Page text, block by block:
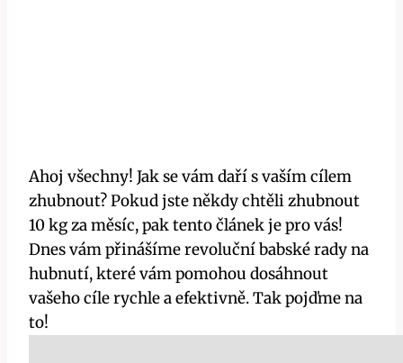
Ahoj všechny! Jak ⁢se vám daří⁣ s vaším cílem
zhubnout?⁤ Pokud jste někdy chtěli zhubnout
10 kg za měsíc, ⁢pak tento článek je⁢ pro vás!
⁣Dnes ‍vám přinášíme revoluční babské⁢ rady na
hubnutí, které vám pomohou dosáhnout‍
vašeho cíle rychle a efektivně. Tak ⁣pojďme na‍
to!